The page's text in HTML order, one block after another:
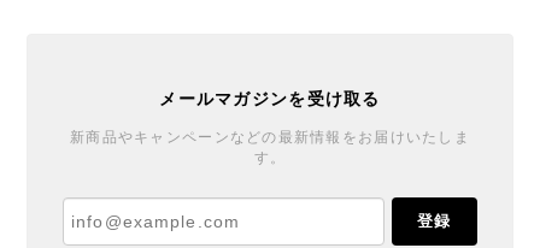
メールマガジンを受け取る
新商品やキャンペーンなどの最新情報をお届けいたしま
す。
登録